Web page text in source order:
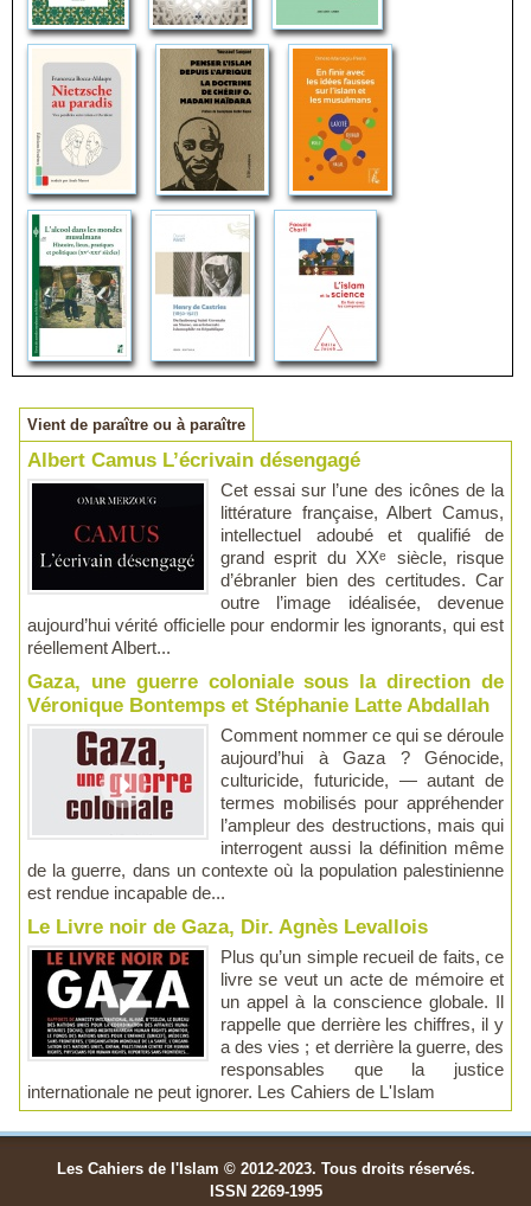
Vient de paraître ou à paraître
Albert Camus L’écrivain désengagé
Cet essai sur l’une des icônes de la
littérature française, Albert Camus,
intellectuel adoubé et qualifié de
grand esprit du XXᵉ siècle, risque
d’ébranler bien des certitudes. Car
outre l’image idéalisée, devenue
aujourd’hui vérité officielle pour endormir les ignorants, qui est
réellement Albert...
Gaza, une guerre coloniale sous la direction de
Véronique Bontemps et Stéphanie Latte Abdallah
Comment nommer ce qui se déroule
aujourd’hui à Gaza ? Génocide,
culturicide, futuricide, — autant de
termes mobilisés pour appréhender
l’ampleur des destructions, mais qui
interrogent aussi la définition même
de la guerre, dans un contexte où la population palestinienne
est rendue incapable de...
Le Livre noir de Gaza, Dir. Agnès Levallois
Plus qu’un simple recueil de faits, ce
livre se veut un acte de mémoire et
un appel à la conscience globale. Il
rappelle que derrière les chiffres, il y
a des vies ; et derrière la guerre, des
responsables que la justice
internationale ne peut ignorer. Les Cahiers de L'Islam
Les Cahiers de l'Islam © 2012-2023. Tous droits réservés.
ISSN 2269-1995